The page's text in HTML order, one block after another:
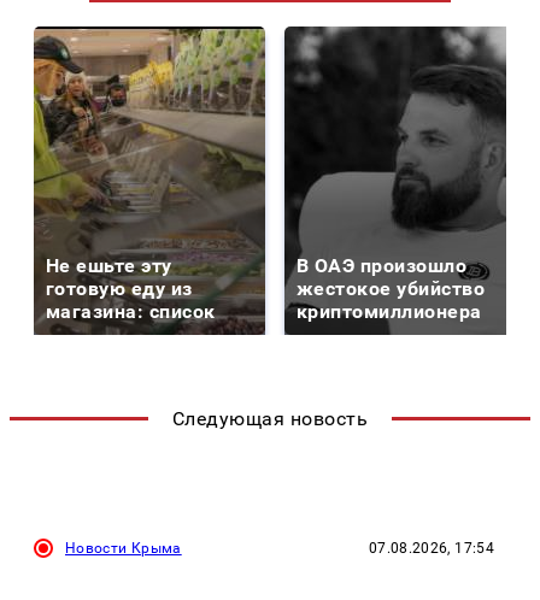
Не ешьте эту
готовую еду из
магазина: список
В ОАЭ произошло
жестокое убийство
криптомиллионера
Следующая новость
Новости Крыма 07.08.2026, 17:54